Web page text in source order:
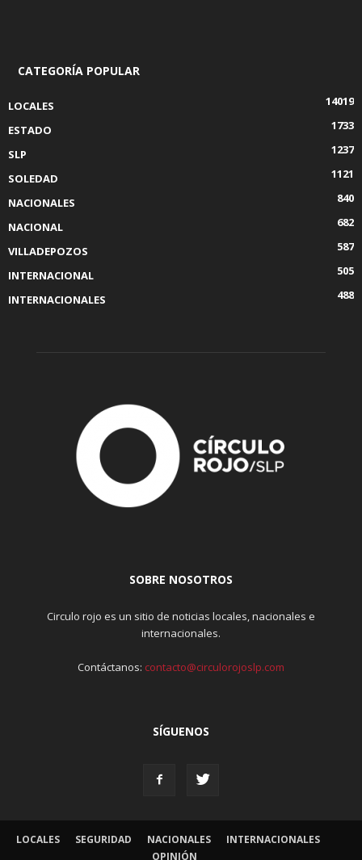
CATEGORÍA POPULAR
LOCALES
14019
ESTADO
1733
SLP
1237
SOLEDAD
1121
NACIONALES
840
NACIONAL
682
VILLADEPOZOS
587
INTERNACIONAL
505
INTERNACIONALES
488
SOBRE NOSOTROS
Circulo rojo es un sitio de noticias locales, nacionales e
internacionales.
Contáctanos: contacto@circulorojoslp.com
SÍGUENOS
LOCALES SEGURIDAD NACIONALES
INTERNACIONALES
OPINIÓN